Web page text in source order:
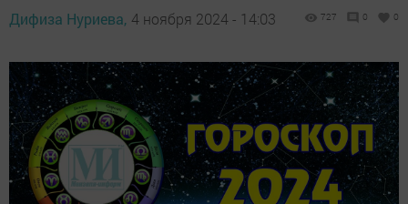
Дифиза Нуриева, 4 ноября 2024 - 14:03 727 0 0